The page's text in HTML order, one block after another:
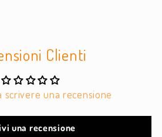
Clienti
scrivere una recensione
una recensione